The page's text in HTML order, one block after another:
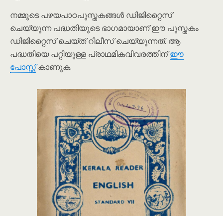
നമ്മുടെ പഴയപാഠപുസ്തകങ്ങൾ ഡിജിറ്റൈസ്
ചെയ്യുന്ന പദ്ധതിയുടെ ഭാഗമായാണ് ഈ പുസ്തകം
ഡിജിറ്റൈസ് ചെയ്ത് റിലീസ് ചെയ്യുന്നത്. ആ
പദ്ധതിയെ പറ്റിയുള്ള പ്രാഥമികവിവരത്തിന്ഈ
പോസ്റ്റ്കാണുക.